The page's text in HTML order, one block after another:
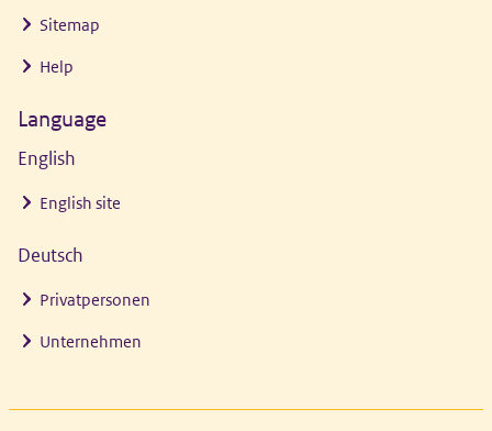
Sitemap
Help
Language
English
English site
Deutsch
Privatpersonen
Unternehmen